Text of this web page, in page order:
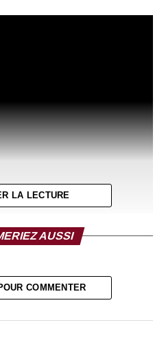
LA LECTURE
AUSSI
COMMENTER